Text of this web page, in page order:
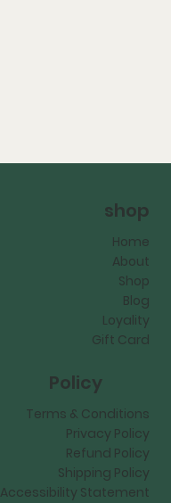
shop
Home
About
Shop
Blog
Loyality
Gift Card
Policy
Terms & Conditions
Privacy Policy
Refund Policy
Shipping Policy
Accessibility Statement